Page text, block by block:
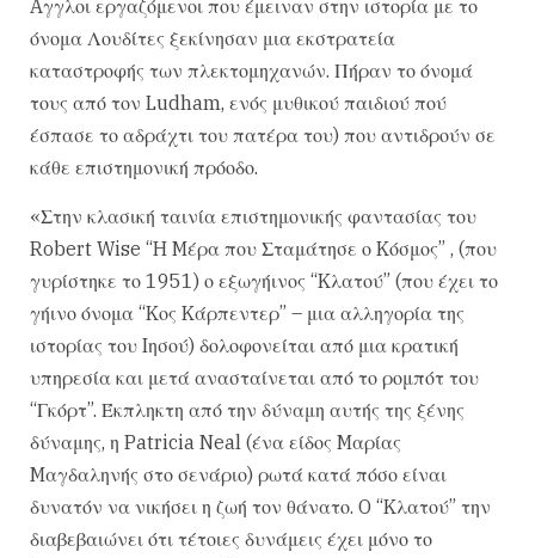
Aγγλοι εργαζόμενοι που έμειναν στην ιστορία με το
όνομα Λουδίτες ξεκίνησαν μια εκστρατεία
καταστροφής των πλεκτομηχανών. Πήραν το όνομά
τους από τον Ludham, ενός μυθικού παιδιού πού
έσπασε το αδράχτι του πατέρα του) που αντιδρούν σε
κάθε επιστημονική πρόοδο.
«Στην κλασική ταινία επιστημονικής φαντασίας του
Robert Wise “H Mέρα που Σταμάτησε ο Kόσμος” , (που
γυρίστηκε το 1951) ο εξωγήινος “Kλατού” (που έχει το
γήινο όνομα “Kος Kάρπεντερ” – μια αλληγορία της
ιστορίας του Iησού) δολοφονείται από μια κρατική
υπηρεσία και μετά ανασταίνεται από το ρομπότ του
“Γκόρτ”. Έκπληκτη από την δύναμη αυτής της ξένης
δύναμης, η Patricia Neal (ένα είδος Mαρίας
Mαγδαληνής στο σενάριο) ρωτά κατά πόσο είναι
δυνατόν να νικήσει η ζωή τον θάνατο. O “Kλατού” την
διαβεβαιώνει ότι τέτοιες δυνάμεις έχει μόνο το